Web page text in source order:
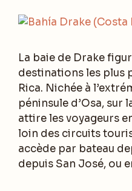
La baie de Drake
destinations les plus
Rica. Nichée à
péninsule d’Osa, sur
attire les voyageurs
loin des circuits
accède par bateau
depuis San José, ou